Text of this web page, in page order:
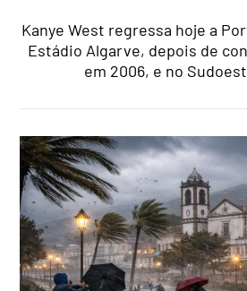
Kanye West regressa hoje a
Estádio Algarve, depois de
em 2006, e no